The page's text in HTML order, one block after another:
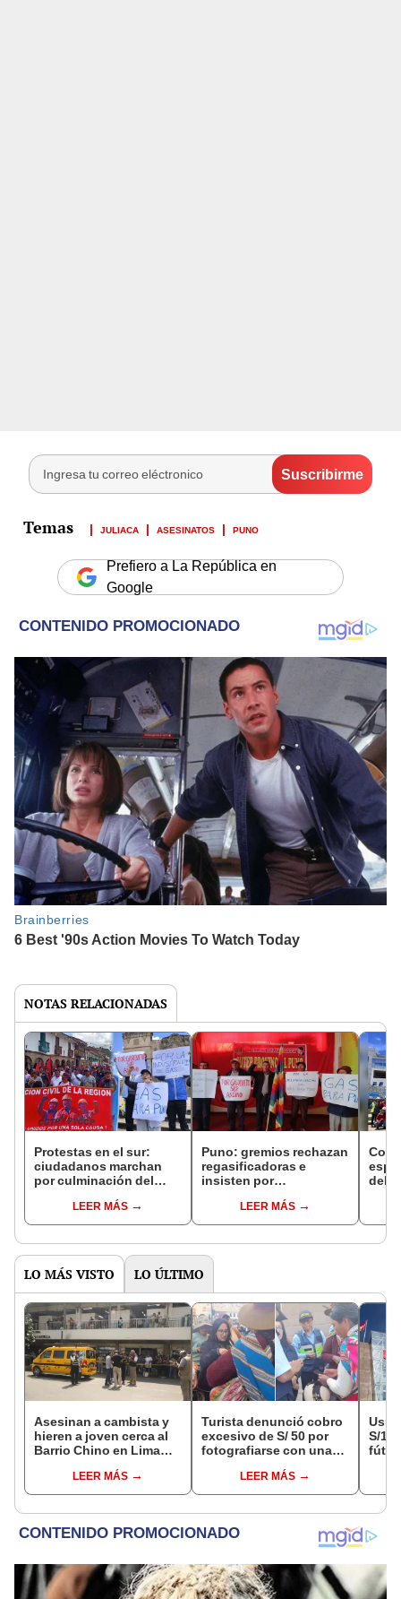
JULIACA ASESINATOS PUNO
Prefiero a La República en
Google
NOTAS RELACIONADAS
Protestas en el sur:
ciudadanos marchan
por culminación del
contra Tía María
LEER MÁS
Puno: gremios rechazan
regasificadoras e
insisten por
Gasoducto del Sur
LEER MÁS
del
LO MÁS VISTO LO ÚLTIMO
Asesinan a cambista y
hieren a joven cerca al
Barrio Chino en Lima
sospechoso detenido
LEER MÁS
Turista denunció cobro
excesivo de S/ 50 por
fotografiarse con una
Serenazgo recuperó el
dinero
LEER MÁS
S/